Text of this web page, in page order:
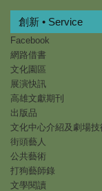
創新 • Service
Facebook
網路借書
文化園區
展演快訊
高雄文獻期刊
出版品
文化中心介紹及劇場技
街頭藝人
公共藝術
打狗藝師錄
文學閱讀